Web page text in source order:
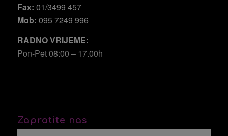
Fax: 01/3499 457
Mob: 095 7249 996
RADNO VRIJEME:
Pon-Pet 08:00 – 17.00h
Zapratite nas